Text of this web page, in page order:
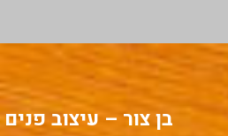
בן צור – עיצוב